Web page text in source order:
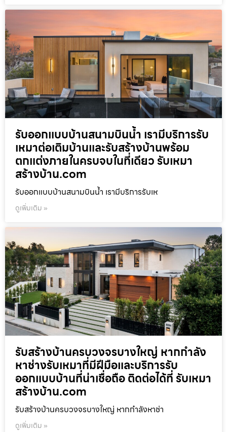
รับออกแบบบ้านสนามบินน้ำ เรามีบริการรับ
เหมาต่อเติมบ้านและรับสร้างบ้านพร้อม
ตกแต่งภายในครบจบในที่เดียว รับเหมา
สร้างบ้าน.com
รับออกแบบบ้านสนามบินน้ำ เรามีบริการรับเห
ดูเพิ่มเติม »
รับสร้างบ้านครบวงจรบางใหญ่ หากกำลัง
หาช่างรับเหมาที่มีฝีมือและบริการรับ
ออกแบบบ้านที่น่าเชื่อถือ ติดต่อได้ที่ รับเหมา
สร้างบ้าน.com
รับสร้างบ้านครบวงจรบางใหญ่ หากกำลังหาช่า
ดูเพิ่มเติม »